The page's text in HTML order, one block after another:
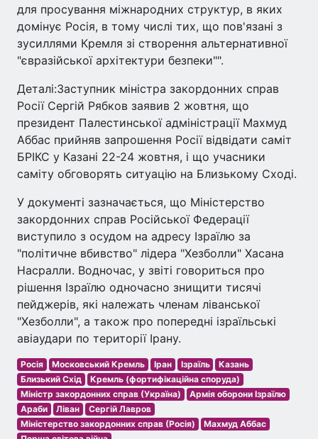
для просування міжнародних структур, в яких
домінує Росія, в тому числі тих, що пов'язані з
зусиллями Кремля зі створення альтернативної
"євразійської архітектури безпеки"".
Деталі:Заступник міністра закордонних справ
Росії Сергій Рябков заявив 2 жовтня, що
президент Палестинської адміністрації Махмуд
Аббас прийняв запрошення Росії відвідати саміт
БРІКС у Казані 22-24 жовтня, і що учасники
саміту обговорять ситуацію на Близькому Сході.
У документі зазначається, що Міністерство
закордонних справ Російської Федерації
виступило з осудом на адресу Ізраїлю за
"політичне вбивство" лідера "Хезболли" Хасана
Насралли. Водночас, у звіті говориться про
рішення Ізраїлю одночасно знищити тисячі
пейджерів, які належать членам ліванської
"Хезболли", а також про попередні ізраїльські
авіаудари по території Ірану.
Росія Московський Кремль Іран Ізраїль
Казань
Близький Схід
Кремль (фортифікаційна споруда)
Міністр закордонних справ (Україна)
Армія оборони Ізраїлю
Араби
Ліван
Сергій Лавров
Міністерство закордонних справ (Росія)
Махмуд Аббас